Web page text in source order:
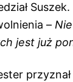
–
jest już